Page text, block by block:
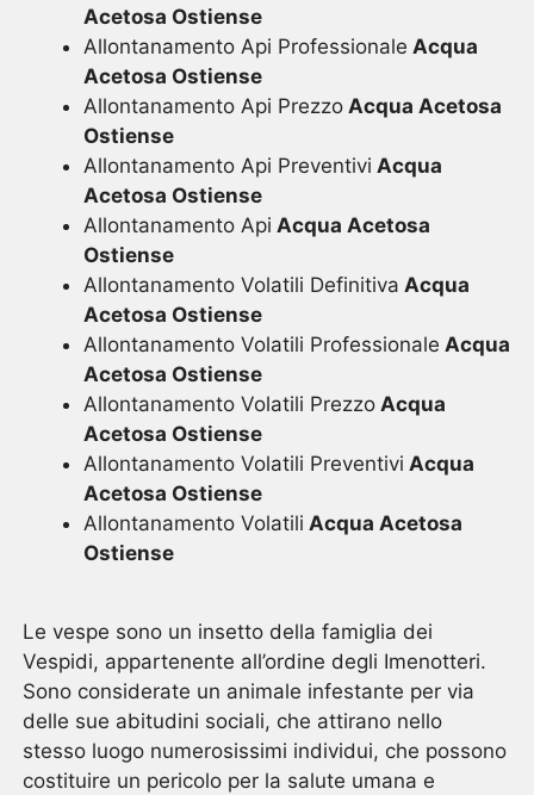
Acetosa Ostiense
Allontanamento Api Professionale Acqua
Acetosa Ostiense
Allontanamento Api Prezzo Acqua Acetosa
Ostiense
Allontanamento Api Preventivi Acqua
Acetosa Ostiense
Allontanamento Api Acqua Acetosa
Ostiense
Allontanamento Volatili Definitiva Acqua
Acetosa Ostiense
Allontanamento Volatili Professionale Acqua
Acetosa Ostiense
Allontanamento Volatili Prezzo Acqua
Acetosa Ostiense
Allontanamento Volatili Preventivi Acqua
Acetosa Ostiense
Allontanamento Volatili Acqua Acetosa
Ostiense
Le vespe sono un insetto della famiglia dei
Vespidi, appartenente all’ordine degli Imenotteri.
Sono considerate un animale infestante per via
delle sue abitudini sociali, che attirano nello
stesso luogo numerosissimi individui, che possono
costituire un pericolo per la salute umana e